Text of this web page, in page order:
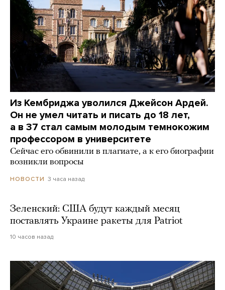
Из Кембриджа уволился Джейсон Ардей.
Он не умел читать и писать до 18 лет,
а в 37 стал самым молодым темнокожим
профессором в университете
Сейчас его обвинили в плагиате, а к его биографии
возникли вопросы
НОВОСТИ 3 часа назад
Зеленский: США будут каждый месяц
поставлять Украине ракеты для Patriot
10 часов назад